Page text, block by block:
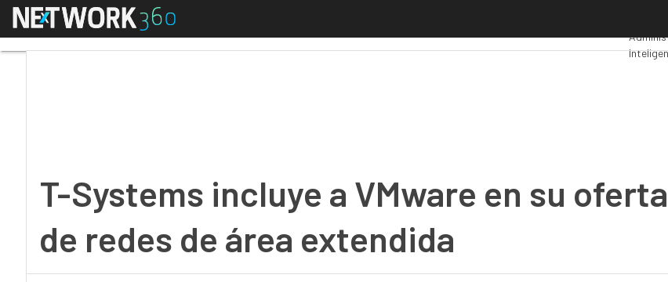
Menú
T-Systems incluye a VMware en su oferta
de redes de área extendida